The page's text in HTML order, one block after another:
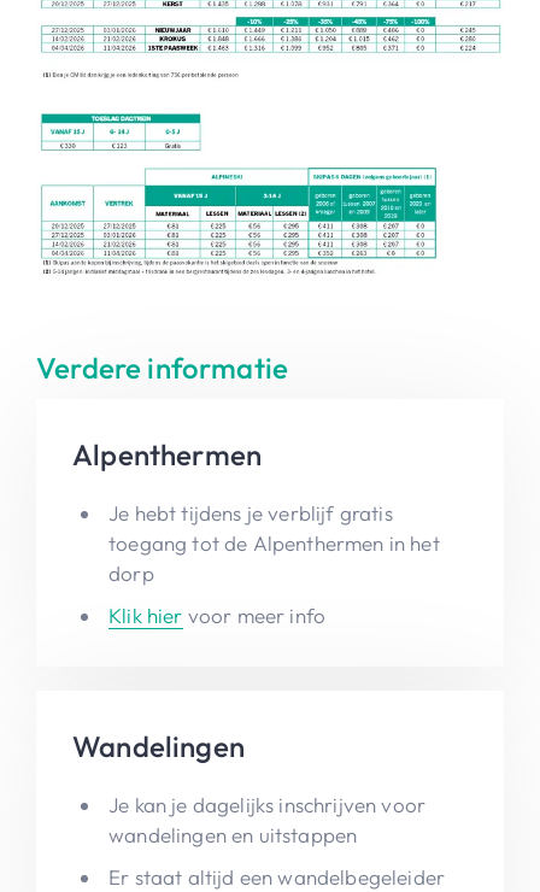
Verdere informatie
Alpenthermen
Je hebt tijdens je verblijf gratis
toegang tot de Alpenthermen in het
dorp
Klik hier voor meer info
Wandelingen
Je kan je dagelijks inschrijven voor
wandelingen en uitstappen
Er staat altijd een wandelbegeleider